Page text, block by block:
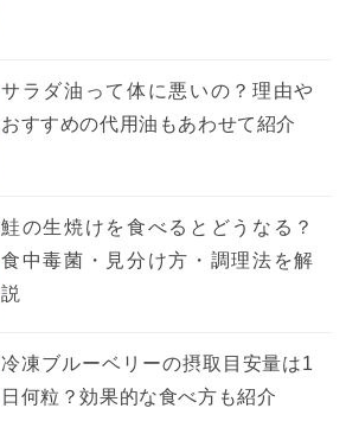
サラダ油って体に悪いの？理由や
おすすめの代用油もあわせて紹介
鮭の生焼けを食べるとどうなる？
食中毒菌・見分け方・調理法を解
説
冷凍ブルーベリーの摂取目安量は1
日何粒？効果的な食べ方も紹介